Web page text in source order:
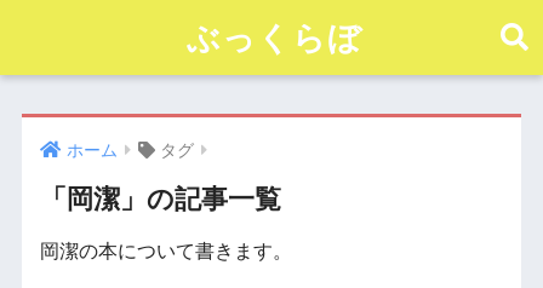
ぶっくらぼ
ホーム タグ
「岡潔」の記事一覧
岡潔の本について書きます。